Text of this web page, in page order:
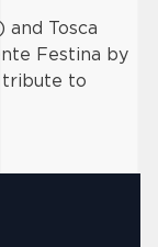
Tosca
Festina by
tribute to